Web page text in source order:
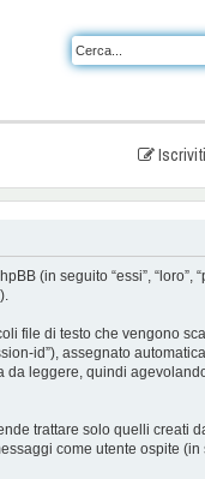
Iscriviti
(in seguito “essi”, “loro”,
file di testo che vengono
id”), assegnato
da leggere, quindi
trattare solo quelli creati
come utente ospite (in